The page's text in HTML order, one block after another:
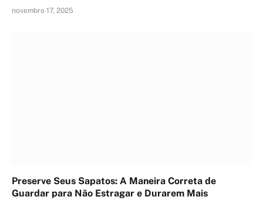
novembro 17, 2025
Preserve Seus Sapatos: A Maneira Correta de
Guardar para Não Estragar e Durarem Mais